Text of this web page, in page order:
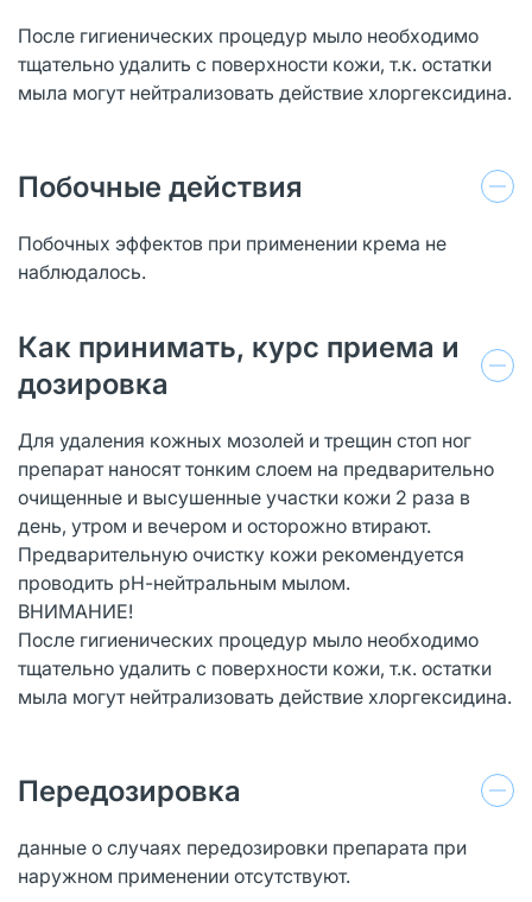
После гигиенических процедур мыло необходимо
тщательно удалить с поверхности кожи, т.к. остатки
мыла могут нейтрализовать действие хлоргексидина.
Побочные действия
Побочных эффектов при применении крема не
наблюдалось.
Как принимать, курс приема и
дозировка
Для удаления кожных мозолей и трещин стоп ног
препарат наносят тонким слоем на предварительно
очищенные и высушенные участки кожи 2 раза в
день, утром и вечером и осторожно втирают.
Предварительную очистку кожи рекомендуется
проводить рН-нейтральным мылом.
ВНИМАНИЕ!
После гигиенических процедур мыло необходимо
тщательно удалить с поверхности кожи, т.к. остатки
мыла могут нейтрализовать действие хлоргексидина.
Передозировка
данные о случаях передозировки препарата при
наружном применении отсутствуют.